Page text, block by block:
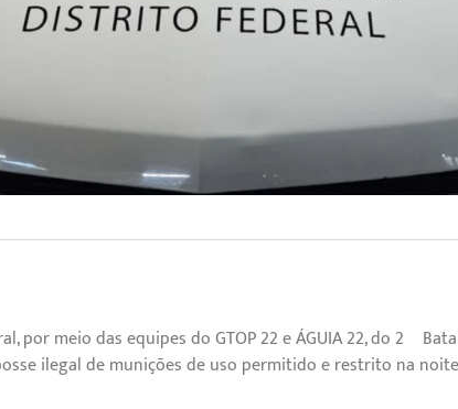
por meio das equipes do GTOP 22 e ÁGUIA 22, do 2º
ilegal de munições de uso permitido e restrito na